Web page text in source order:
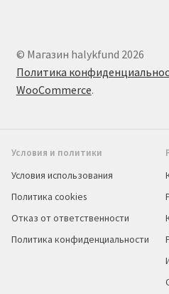
© Магазин halykfund 2026
Политика
WooCommerce.
Условия и политики
Условия использования
Политика cookies
Отказ от ответственности
Политика конфиденциальности